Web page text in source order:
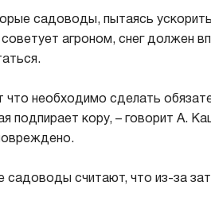
садоводы, пытаясь
советует агроном, снег должен
что необходимо сделать
подпирает кору, – говорит А.
садоводы считают, что из-за